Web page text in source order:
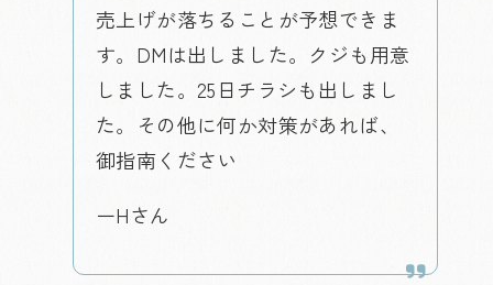
売上げが落ちることが予想できま
す。DMは出しました。クジも用意
しました。25日チラシも出しまし
た。その他に何か対策があれば、
御指南ください
ーHさん